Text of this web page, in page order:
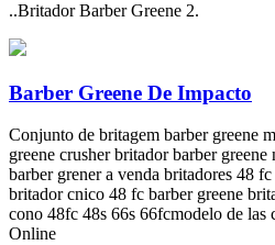
..Britador Barber Greene 2.
Barber Greene De Impacto
Conjunto de britagem barber greene
greene crusher britador barber
barber grener a venda britadores 48
britador cnico 48 fc barber greene
cono 48fc 48s 66s 66fcmodelo de las
Online